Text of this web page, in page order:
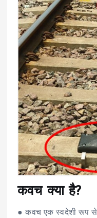
कवच क्या है?
● कवच एक स्वदेशी रूप से